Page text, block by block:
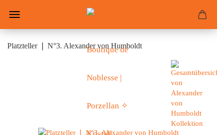
Platzteller ❘ N°3. Alexander von Humboldt